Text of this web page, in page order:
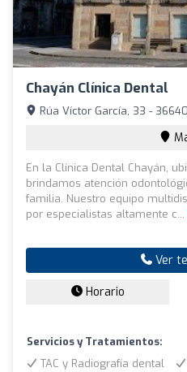
Chayán Clínica Dental
Rúa Víctor García, 33 -
En la Clínica Dental Chayán,
brindamos atención
familia. Nuestro equipo
por especialistas altamente c...
Ver
Horario
Servicios y Tratamientos:
TAC y Radiografía dental